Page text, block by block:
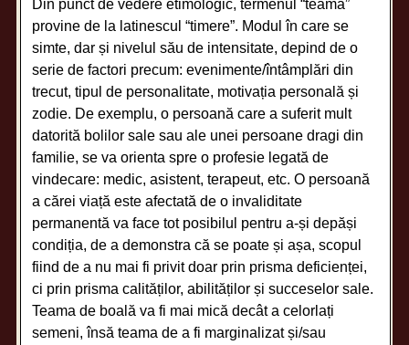
Din punct de vedere etimologic, termenul “teamă”
provine de la latinescul “timere”. Modul în care se
simte, dar și nivelul său de intensitate, depind de o
serie de factori precum: evenimente/întâmplări din
trecut, tipul de personalitate, motivația personală și
zodie. De exemplu, o persoană care a suferit mult
datorită bolilor sale sau ale unei persoane dragi din
familie, se va orienta spre o profesie legată de
vindecare: medic, asistent, terapeut, etc. O persoană
a cărei viață este afectată de o invaliditate
permanentă va face tot posibilul pentru a-și depăși
condiția, de a demonstra că se poate și așa, scopul
fiind de a nu mai fi privit doar prin prisma deficienței,
ci prin prisma calităților, abilităților și succeselor sale.
Teama de boală va fi mai mică decât a celorlați
semeni, însă teama de a fi marginalizat și/sau